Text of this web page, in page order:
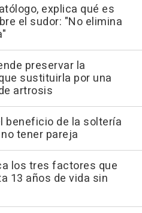
explica qué es
el sudor: "No elimina
preservar la
sustituirla por una
artrosis
beneficio de la soltería
tener pareja
los tres factores que
13 años de vida sin